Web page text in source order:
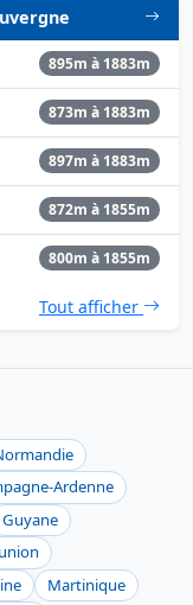
895m à 1883m
873m à 1883m
897m à 1883m
872m à 1855m
800m à 1855m
Tout afficher
Ardenne
Guyane
Martinique